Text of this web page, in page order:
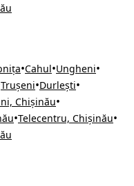
•Cahul•Ungheni•
Trușeni•Durlești•
Chișinău•
•Telecentru, Chișinău•